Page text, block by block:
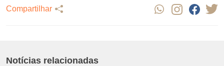
Compartilhar
Notícias relacionadas